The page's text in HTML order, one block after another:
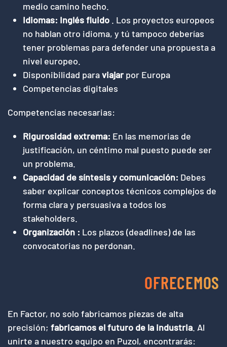
medio camino hecho.
Idiomas: Inglés fluido . Los proyectos europeos
no hablan otro idioma, y tú tampoco deberías
tener problemas para defender una propuesta a
nivel europeo.
Disponibilidad paraviajar por Europa
Competencias digitales
Competencias necesarias:
Rigurosidad extrema: En las memorias de
justificación, un céntimo mal puesto puede ser
un problema.
Capacidad de síntesis y comunicación: Debes
saber explicar conceptos técnicos complejos de
forma clara y persuasiva a todos los
stakeholders.
Organización : Los plazos (deadlines) de las
convocatorias no perdonan.
OFRECEMOS
En Factor, no solo fabricamos piezas de alta
precisión; fabricamos el futuro de la industria. Al
unirte a nuestro equipo en Puzol, encontrarás: